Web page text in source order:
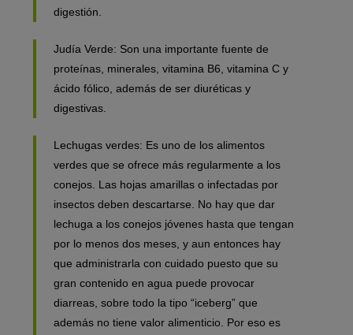
digestión.
Judía Verde: Son una importante fuente de
proteínas, minerales, vitamina B6, vitamina C y
ácido fólico, además de ser diuréticas y
digestivas.
Lechugas verdes: Es uno de los alimentos
verdes que se ofrece más regularmente a los
conejos. Las hojas amarillas o infectadas por
insectos deben descartarse . No hay que dar
lechuga a los conejos jóvenes hasta que tengan
por lo menos dos meses, y aun entonces hay
que administrarla con cuidado puesto que su
gran contenido en agua puede provocar
diarreas, sobre todo la tipo “iceberg” que
además no tiene valor alimenticio. Por eso es